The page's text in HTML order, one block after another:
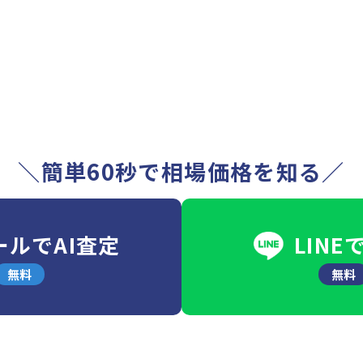
＼簡単60秒で相場価格を知る／
ルでAI査定
無料
LINE
無料